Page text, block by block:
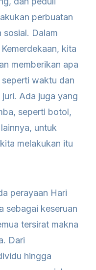
perbuatan
sosial. Dalam
kita
memberikan apa
waktu dan
Ada juga yang
seperti botol,
untuk
melakukan itu
perayaan Hari
sebagai keseruan
tersirat makna
Dari
hingga